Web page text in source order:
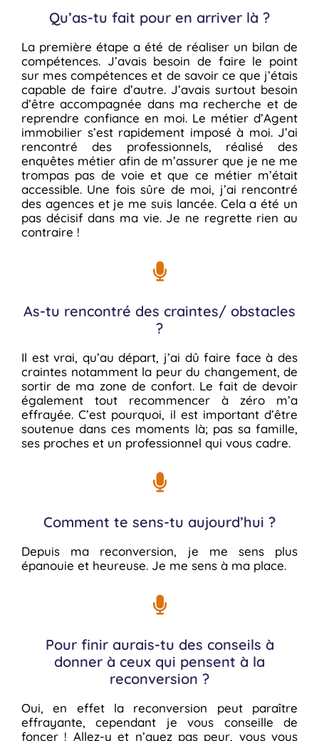
Qu’as-tu fait pour en arriver là ?
La première étape a été de réaliser un bilan de
compétences. J’avais besoin de faire le point
sur mes compétences et de savoir ce que j’étais
capable de faire d’autre. J’avais surtout besoin
d’être accompagnée dans ma recherche et de
reprendre confiance en moi. Le métier d’Agent
immobilier s’est rapidement imposé à moi. J’ai
rencontré des professionnels, réalisé des
enquêtes métier afin de m’assurer que je ne me
trompas pas de voie et que ce métier m’était
accessible. Une fois sûre de moi, j’ai rencontré
des agences et je me suis lancée. Cela a été un
pas décisif dans ma vie. Je ne regrette rien au
contraire !
As-tu rencontré des craintes/ obstacles
?
Il est vrai, qu’au départ, j’ai dû faire face à des
craintes notamment la peur du changement, de
sortir de ma zone de confort. Le fait de devoir
également tout recommencer à zéro m’a
effrayée. C’est pourquoi, il est important d’être
soutenue dans ces moments là; pas sa famille,
ses proches et un professionnel qui vous cadre.
Comment te sens-tu aujourd’hui ?
Depuis ma reconversion, je me sens plus
épanouie et heureuse. Je me sens à ma place.
Pour finir aurais-tu des conseils à
donner à ceux qui pensent à la
reconversion ?
Oui, en effet la reconversion peut paraître
effrayante, cependant je vous conseille de
foncer ! Allez-y et n’ayez pas peur, vous vous